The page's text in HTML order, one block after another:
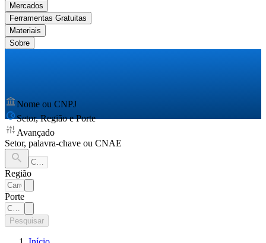
Mercados
Ferramentas Gratuitas
Materiais
Sobre
Nome ou CNPJ
Setor, Região e Porte
Avançado
Setor, palavra-chave ou CNAE
Região
Porte
Pesquisar